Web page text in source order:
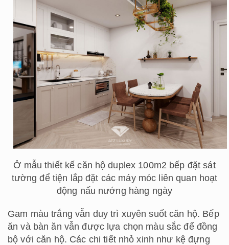
Ở mẫu thiết kế căn hộ duplex 100m2 bếp đặt sát
tường để tiện lắp đặt các máy móc liên quan hoạt
động nấu nướng hàng ngày
Gam màu trắng vẫn duy trì xuyên suốt căn hộ. Bếp
ăn và bàn ăn vẫn được lựa chọn màu sắc để đồng
bộ với căn hộ. Các chi tiết nhỏ xinh như kệ đựng